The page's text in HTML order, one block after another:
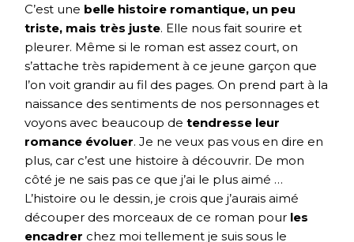
C’est une belle histoire romantique, un peu
triste, mais très juste. Elle nous fait sourire et
pleurer. Même si le roman est assez court, on
s’attache très rapidement à ce jeune garçon que
l’on voit grandir au fil des pages. On prend part à la
naissance des sentiments de nos personnages et
voyons avec beaucoup detendresse leur
romance évoluer. Je ne veux pas vous en dire en
plus, car c’est une histoire à découvrir. De mon
côté je ne sais pas ce que j’ai le plus aimé …
L’histoire ou le dessin, je crois que j’aurais aimé
découper des morceaux de ce roman pour les
encadrer chez moi tellement je suis sous le